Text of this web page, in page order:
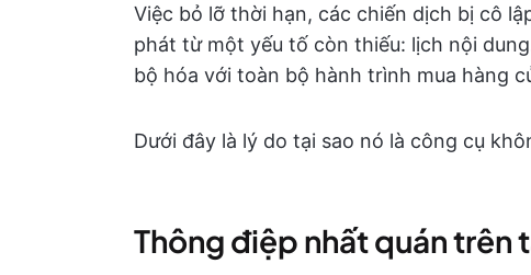
Việc bỏ lỡ thời hạn, các chiến dịch bị cô
phát từ một yếu tố còn thiếu: lịch nội
bộ hóa với toàn bộ hành trình mua hàng
Dưới đây là lý do tại sao nó là công cụ
Thông điệp nhất quán trên